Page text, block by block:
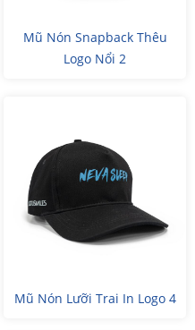
Mũ Nón Snapback Thêu
Logo Nổi 2
Mũ Nón Lưỡi Trai In Logo 4